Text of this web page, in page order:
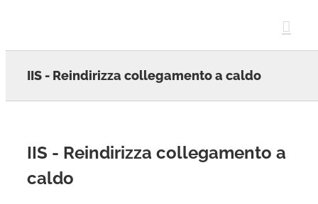
IIS - Reindirizza collegamento a caldo
IIS - Reindirizza collegamento a
caldo